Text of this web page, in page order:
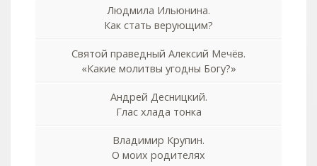
Людмила Ильюнина.
Как стать верующим?
Святой праведный Алексий Мечёв.
«Какие молитвы угодны Богу?»
Андрей Десницкий.
Глас хлада тонка
Владимир Крупин.
О моих родителях